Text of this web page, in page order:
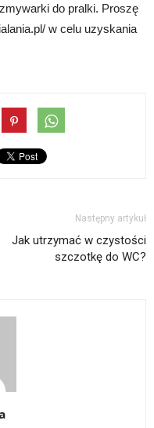
do pralki. Proszę
w celu uzyskania
Następny artykuł
Jak utrzymać w czystości
szczotkę do WC?